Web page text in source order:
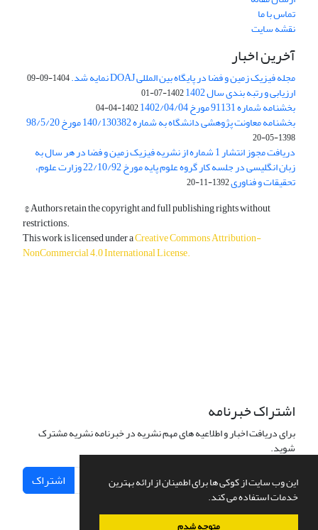
این وب سایت از کوکی ها برای اطمینان از ارائه بهترین
خدمات استفاده می کند.
متوجه شدم
تماس با ما
نقشه سایت
آخرین اخبار
مجله فیزیک زمین و فضا در پایگاه بین المللی DOAJ نمایه شد. 1404-09-09
ارزیابی و رتبه بندی سال 1402 1402-07-01
بخشنامه شماره 91131 مورخ 1402/04/04 1402-04-04
بخشنامه معاونت پژوهشی دانشگاه به شماره 140/130382 مورخ 98/5/20
1398-05-20
دریافت مجوز انتشار 1 شماره از نشریه فیزیک زمین و فضا در هر سال به
زبان انگلیسی در جلسه کار گروه علوم پایه مورخ 22/10/92 وزارت علوم،
تحقیقات و فناوری1392-11-20
© Authors retain the copyright and full publishing rights without
restrictions.
This work is licensed under aCreative Commons Attribution-
NonCommercial 4.0 International License.
اشتراک خبرنامه
برای دریافت اخبار و اطلاعیه های مهم نشریه در خبرنامه نشریه مشترک
شوید.
اشتراک